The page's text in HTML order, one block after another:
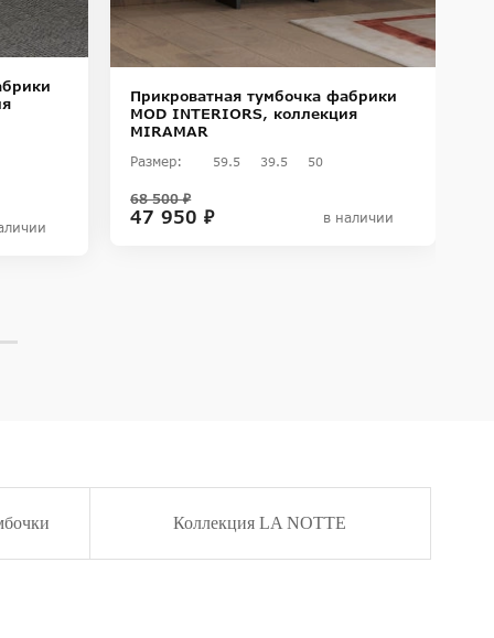
Прикроватная тумбочка фабрики
MOD INTERIORS, коллекция
MIRAMAR
Размер: 59.5 39.5 50
47 950 ₽
68 500 ₽
в наличии
Коллекция LA NOTTE